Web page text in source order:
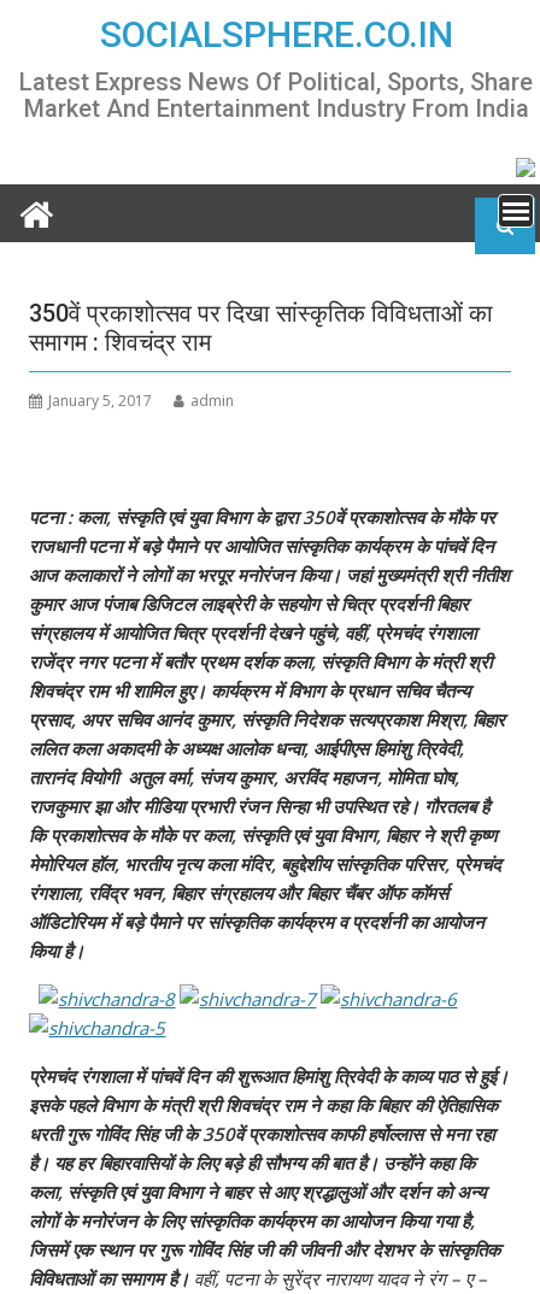
content
SOCIALSPHERE.CO.IN
Latest Express News Of Political, Sports, Share
Market And Entertainment Industry From India
350वें प्रकाशोत्‍सव पर दिखा सांस्‍कृतिक विविधताओं का
समागम : शिवचंद्र राम
January 5, 2017 admin
पटना : कला, संस्‍कृति एवं युवा विभाग के द्वारा 350वें प्रकाशोत्‍सव के मौके पर
राजधानी पटना में बड़े पैमाने पर आयोजित सांस्‍कृतिक कार्यक्रम के पांचवें दिन
आज कलाकारों ने लोगों का भरपूर मनोरंजन किया। जहां मुख्‍यमंत्री श्री नीतीश
कुमार आज पंजाब डिजिटल लाइब्रेरी के सहयोग से चित्र प्रदर्शनी बिहार
संग्रहालय में आयोजित चित्र प्रदर्शनी देखने पहुंचे, वहीं, प्रेमचंद रंगशाला
राजेंद्र नगर पटना में बतौर प्रथम दर्शक कला, संस्‍कृति विभाग के मंत्री श्री
शिवचंद्र राम भी शामिल हुए। कार्यक्रम में विभाग के प्रधान सचिव चैतन्‍य
प्रसाद, अपर सचिव आनंद कुमार, संस्‍कृति निदेशक सत्‍यप्रकाश मिश्रा, बिहार
ललित कला अकादमी के अध्‍यक्ष आलोक धन्‍वा, आईपीएस हिमांशु त्रिवेदी,
तारानंद वियोगी अतुल वर्मा, संजय कुमार, अरविंद महाजन, मोमिता घोष,
राजकुमार झा और मीडिया प्रभारी रंजन सिन्‍हा भी उपस्थित रहे। गौरतलब है
कि प्रकाशोत्‍सव के मौके पर कला, संस्‍कृति एवं युवा विभाग, बिहार ने श्री कृष्‍ण
मेमोरियल हॉल, भारतीय नृत्‍य कला मंदिर, बहुद्देशीय सांस्‍कृतिक परिसर, प्रेमचंद
रंगशाला, रविंद्र भवन, बिहार संग्रहालय और बिहार चैंबर ऑफ कॉमर्स
ऑडिटोरियम में बड़े पैमाने पर सांस्‍कृतिक कार्यक्रम व प्रदर्शनी का आयोजन
किया है।
प्रेमचंद रंगशाला में पांचवें दिन की शुरूआत हिमांशु त्रिवेदी के काव्‍य पाठ से हुई।
इसके पहले विभाग के मंत्री श्री शिवचंद्र राम ने कहा कि बिहार की ऐतिहासिक
धरती गुरू गोविंद सिंह जी के 350वें प्रकाशोत्‍सव काफी हर्षोल्‍लास से मना रहा
है। यह हर बिहारवासियों के लिए बड़े ही सौभग्‍य की बात है। उन्‍होंने कहा कि
कला, संस्‍कृति एवं युवा विभाग ने बाहर से आए श्रद्धालुओं और दर्शन को अन्‍य
लोगों के मनोरंजन के लिए सांस्‍कृतिक कार्यक्रम का आयोजन किया गया है,
जिसमें एक स्‍थान पर गुरू गोविंद सिंह जी की जीवनी और देशभर के सांस्‍कृतिक
विविधताओं का समागम है। वहीं, पटना के सुरेंद्र नारायण यादव ने रंग – ए –